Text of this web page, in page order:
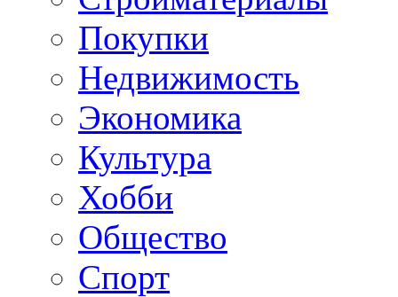
Покупки
Недвижимость
Экономика
Культура
Хобби
Общество
Спорт